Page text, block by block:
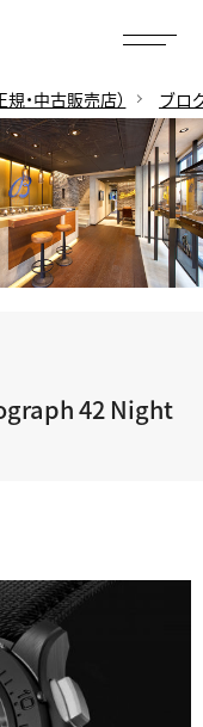
・中古販売店） ブロ
42 Night